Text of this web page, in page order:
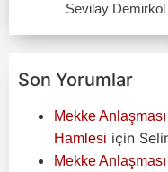
Sevilay Demirkol
Son Yorumlar
Mekke
Hamlesi için
Mekke